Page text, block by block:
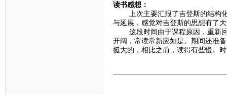
读书感想：
上次主要汇报了吉登斯的结构化
与延展，感觉对吉登斯的思想有了
这段时间由于课程原因，重新回
开阔，常读常新应如是。期间还准
挺大的，相比之前，读得有些慢。